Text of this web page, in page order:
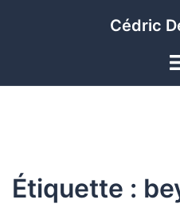
Cédric
Étiquette :